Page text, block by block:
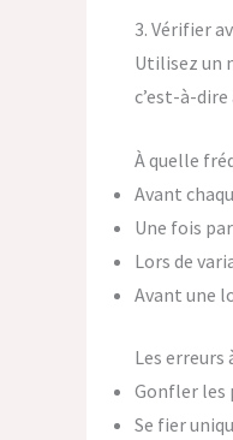
3. Vérifier
Utilisez un
c’est-à-
À quelle
Avant
Une fois
Lors de
Avant une
Les erreurs
Gonfler les
Se fier